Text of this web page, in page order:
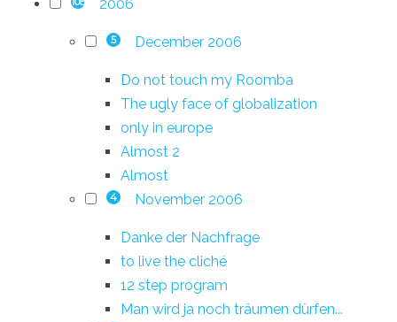
2006
5 December 2006
Do not touch my Roomba
The ugly face of globalization
only in europe
Almost 2
Almost
4 November 2006
Danke der Nachfrage
to live the cliché
12 step program
Man wird ja noch träumen dürfen...